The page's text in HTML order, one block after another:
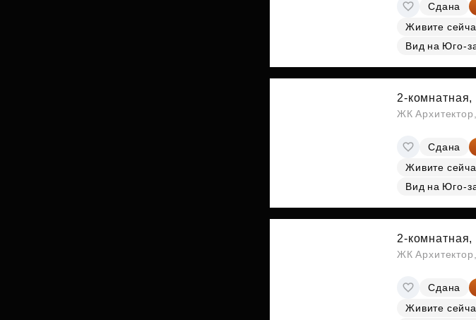
Сдана
Живите
Вид на Юго-
2-комнатная,
ЖК
Сдана
Живите
Вид на Юго-
2-комнатная,
ЖК
Сдана
Живите